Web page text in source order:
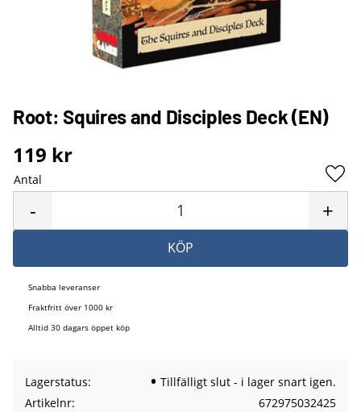
Root: Squires and Disciples Deck (EN)
119 kr
Antal
+
-
KÖP
Snabba leveranser
Fraktfritt över 1000 kr
Alltid 30 dagars öppet köp
Lagerstatus
Tillfälligt slut - i lager snart igen.
Artikelnr
672975032425